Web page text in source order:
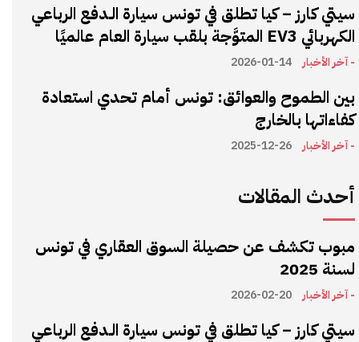
سيتي كارز – كيا تطلق في تونس سيارة الـدفع الرباعي
الكهربائي EV3 المتوَّجة بلقب سيارة العام عالميًا
- آخر الأخبار 2026-01-14
بين الطموح والعوائق: تونس أمام تحدي استعادة
كفاءاتها بالخارج
- آخر الأخبار 2025-12-26
أحدث المقالات
مبوب تكشف عن حصيلة السوق العقاري في تونس
لسنة 2025
- آخر الأخبار 2026-02-20
سيتي كارز – كيا تطلق في تونس سيارة الـدفع الرباعي